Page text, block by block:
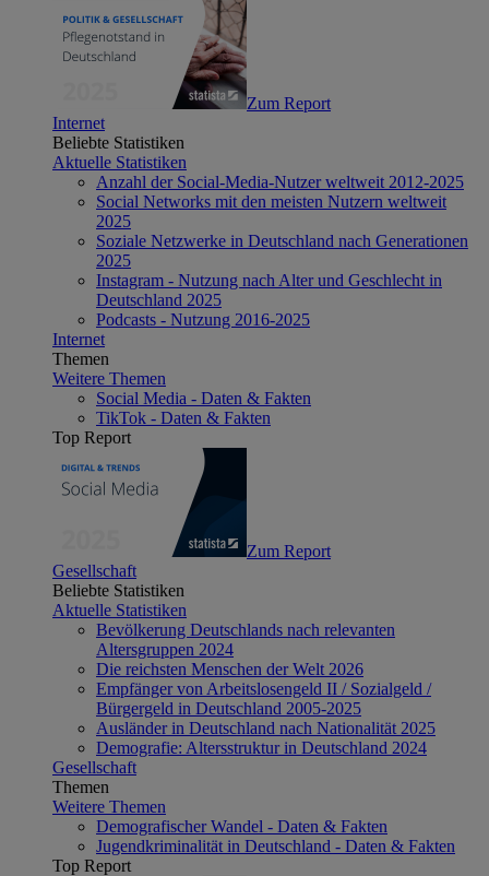
Zum Report
Internet
Beliebte Statistiken
Aktuelle Statistiken
Anzahl der Social-Media-Nutzer weltweit 2012-2025
Social Networks mit den meisten Nutzern weltweit
2025
Soziale Netzwerke in Deutschland nach Generationen
2025
Instagram - Nutzung nach Alter und Geschlecht in
Deutschland 2025
Podcasts - Nutzung 2016-2025
Internet
Themen
Weitere Themen
Social Media - Daten & Fakten
TikTok - Daten & Fakten
Top Report
Zum Report
Gesellschaft
Beliebte Statistiken
Aktuelle Statistiken
Bevölkerung Deutschlands nach relevanten
Altersgruppen 2024
Die reichsten Menschen der Welt 2026
Empfänger von Arbeitslosengeld II / Sozialgeld /
Bürgergeld in Deutschland 2005-2025
Ausländer in Deutschland nach Nationalität 2025
Demografie: Altersstruktur in Deutschland 2024
Gesellschaft
Themen
Weitere Themen
Demografischer Wandel - Daten & Fakten
Jugendkriminalität in Deutschland - Daten & Fakten
Top Report